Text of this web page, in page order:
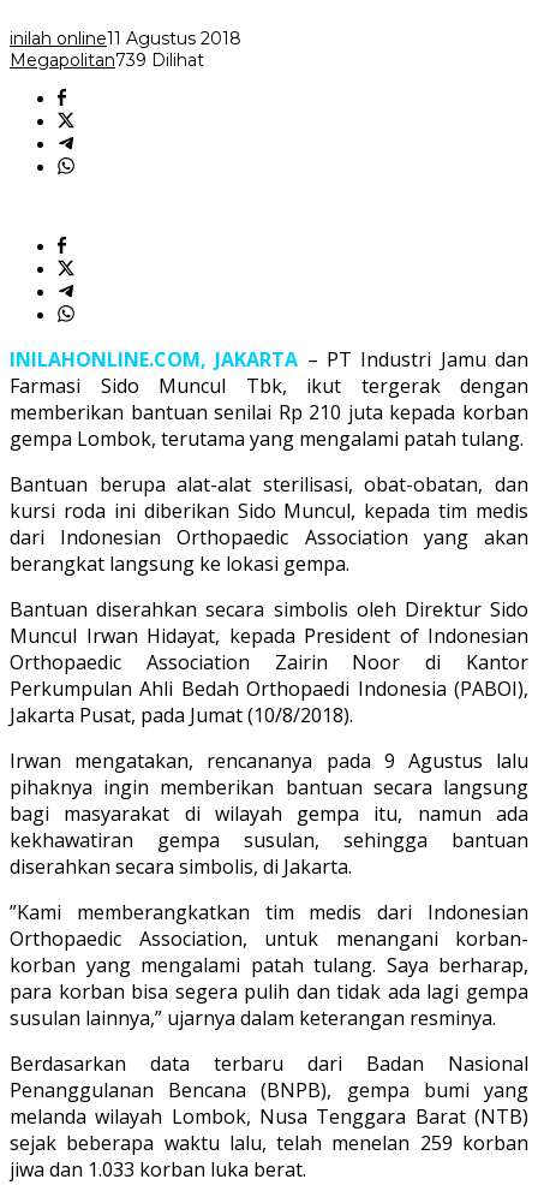
inilah online11 Agustus 2018
Megapolitan739 Dilihat
INILAHONLINE.COM, JAKARTA – PT Industri Jamu dan
Farmasi Sido Muncul Tbk, ikut tergerak dengan
memberikan bantuan senilai Rp 210 juta kepada korban
gempa Lombok, terutama yang mengalami patah tulang.
Bantuan berupa alat-alat sterilisasi, obat-obatan, dan
kursi roda ini diberikan Sido Muncul, kepada tim medis
dari Indonesian Orthopaedic Association yang akan
berangkat langsung ke lokasi gempa.
Bantuan diserahkan secara simbolis oleh Direktur Sido
Muncul Irwan Hidayat, kepada President of Indonesian
Orthopaedic Association Zairin Noor di Kantor
Perkumpulan Ahli Bedah Orthopaedi Indonesia (PABOI),
Jakarta Pusat, pada Jumat (10/8/2018).
Irwan mengatakan, rencananya pada 9 Agustus lalu
pihaknya ingin memberikan bantuan secara langsung
bagi masyarakat di wilayah gempa itu, namun ada
kekhawatiran gempa susulan, sehingga bantuan
diserahkan secara simbolis, di Jakarta.
”Kami memberangkatkan tim medis dari Indonesian
Orthopaedic Association, untuk menangani korban-
korban yang mengalami patah tulang. Saya berharap,
para korban bisa segera pulih dan tidak ada lagi gempa
susulan lainnya,” ujarnya dalam keterangan resminya.
Berdasarkan data terbaru dari Badan Nasional
Penanggulanan Bencana (BNPB), gempa bumi yang
melanda wilayah Lombok, Nusa Tenggara Barat (NTB)
sejak beberapa waktu lalu, telah menelan 259 korban
jiwa dan 1.033 korban luka berat.